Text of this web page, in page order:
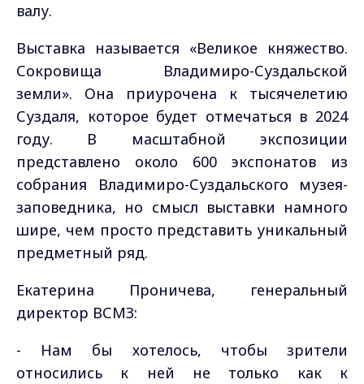
валу.
Выставка называется «Великое княжество.
Сокровища Владимиро-Суздальской
земли». Она приурочена к тысячелетию
Суздаля, которое будет отмечаться в 2024
году. В масштабной экспозиции
представлено около 600 экспонатов из
собрания Владимиро-Суздальского музея-
заповедника, но смысл выставки намного
шире, чем просто представить уникальный
предметный ряд.
Екатерина Проничева, генеральный
директор ВСМЗ:
- Нам бы хотелось, чтобы зрители
относились к ней не только как к